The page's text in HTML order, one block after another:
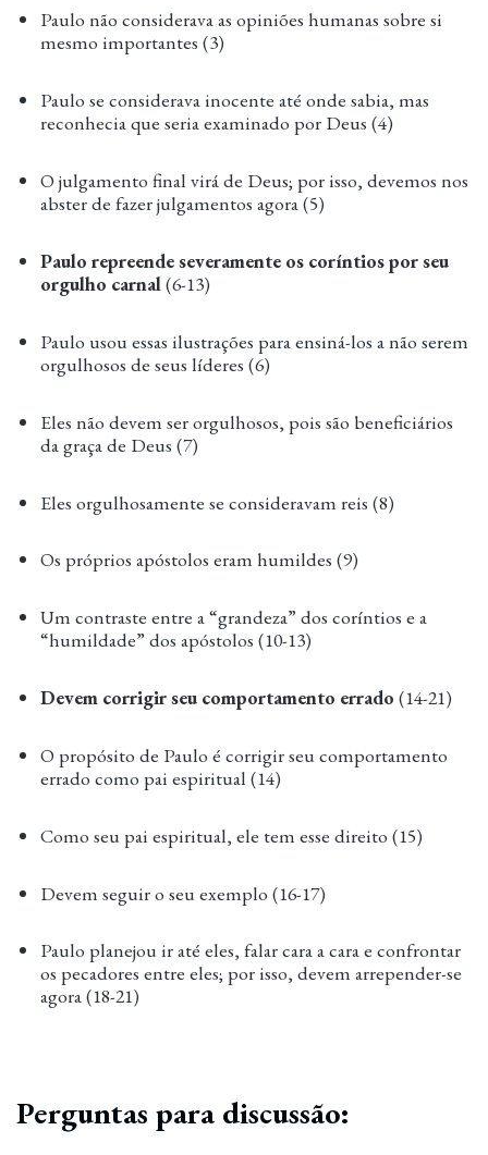
Paulo não considerava as opiniões humanas sobre si
mesmo importantes (3)
Paulo se considerava inocente até onde sabia, mas
reconhecia que seria examinado por Deus (4)
O julgamento final virá de Deus; por isso, devemos nos
abster de fazer julgamentos agora (5)
Paulo repreende severamente os coríntios por seu
orgulho carnal(6-13)
Paulo usou essas ilustrações para ensiná-los a não serem
orgulhosos de seus líderes (6)
Eles não devem ser orgulhosos, pois são beneficiários
da graça de Deus (7)
Eles orgulhosamente se consideravam reis (8)
Os próprios apóstolos eram humildes (9)
Um contraste entre a “grandeza” dos coríntios e a
“humildade” dos apóstolos (10-13)
Devem corrigir seu comportamento errado (14-21)
O propósito de Paulo é corrigir seu comportamento
errado como pai espiritual (14)
Como seu pai espiritual, ele tem esse direito (15)
Devem seguir o seu exemplo (16-17)
Paulo planejou ir até eles, falar cara a cara e confrontar
os pecadores entre eles; por isso, devem arrepender-se
agora (18-21)
Perguntas para discussão: